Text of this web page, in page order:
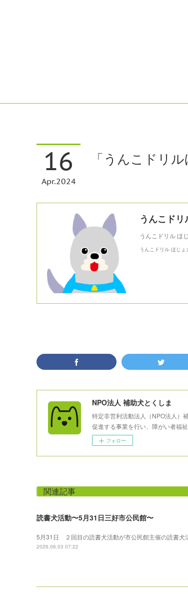
16
Apr 2024
「うんこドリ
うんこド
うんこドリル ほ
うんこドリル ほじょ
NPO法人 補助犬とくしま
特定非営利活動法人（NPO法人）
促進する事業を行い、障がい者福
フォロー
関連記事
読書犬活動〜5月31日三好市公民館〜
5月31日 ２回目の読書犬活動が市公民館主催の読書犬
2026.06.03 07:22